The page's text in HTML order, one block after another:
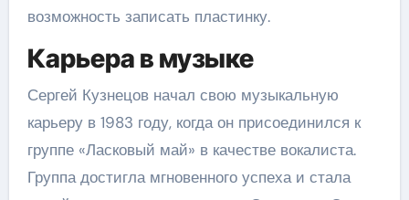
возможность записать пластинку.
Карьера в музыке
Сергей Кузнецов начал свою музыкальную
карьеру в 1983 году, когда он присоединился к
группе «Ласковый май» в качестве вокалиста.
Группа достигла мгновенного успеха и стала